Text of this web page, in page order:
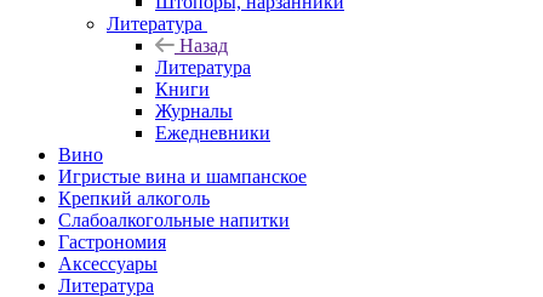
Литература
Назад
Литература
Книги
Журналы
Ежедневники
Вино
Игристые вина и шампанское
Крепкий алкоголь
Слабоалкогольные напитки
Гастрономия
Аксессуары
Литература